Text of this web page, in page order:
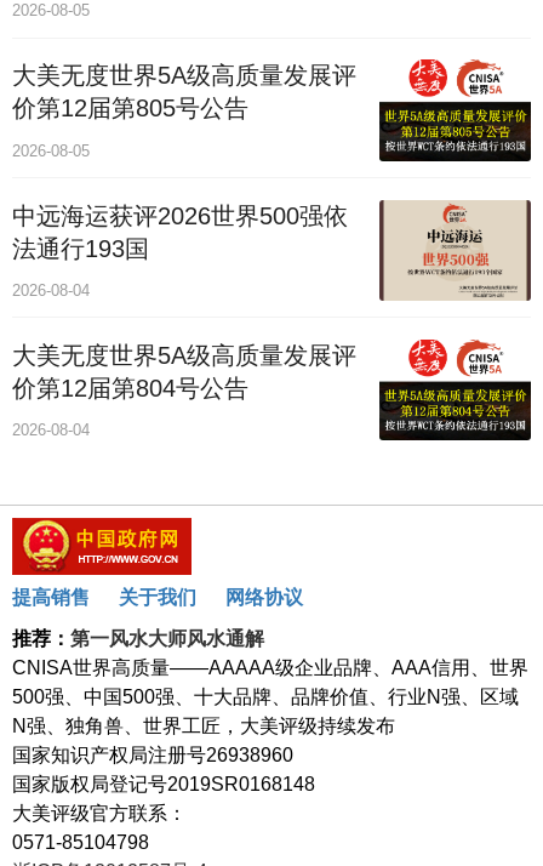
2026-08-05
大美无度世界5A级高质量发展评
价第12届第805号公告
2026-08-05
中远海运获评2026世界500强依
法通行193国
2026-08-04
大美无度世界5A级高质量发展评
价第12届第804号公告
2026-08-04
提高销售 关于我们
网络协议
推荐： 第一风水大师风水通解
CNISA世界高质量——AAAAA级企业品牌、AAA信用、世界
500强、中国500强、十大品牌、品牌价值、行业N强、区域
N强、独角兽、世界工匠，大美评级持续发布
国家知识产权局注册号26938960
国家版权局登记号2019SR0168148
大美评级官方联系：
0571-85104798